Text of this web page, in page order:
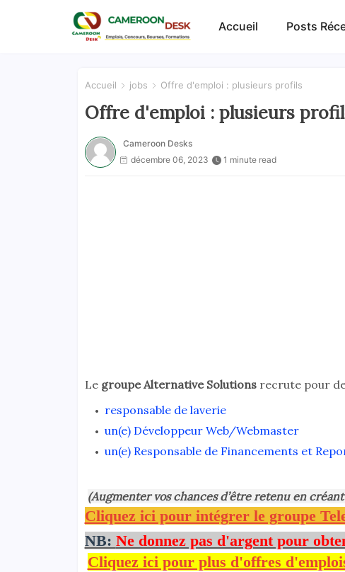
Accueil Posts
Accueil jobs Offre d'emploi : plusieurs profils
Offre d'emploi : plusieurs
Cameroon Desks
décembre 06, 2023
1 minute read
Le groupe Alternative Solutionsrecrute pour
responsable de laverie
un(e) Développeur Web/Webmaster
un(e) Responsable de Financements et
(Augmenter vos chances d’être retenu en
Cliquez ici pour intégrer le groupe
NB: Ne donnez pas d'argent pour
Cliquez ici pour plus d'offres